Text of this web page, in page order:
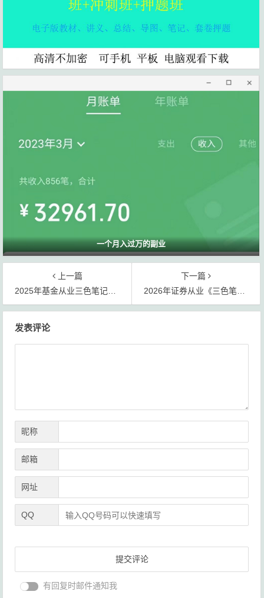
一个月入过万的副业
上一篇
2025年基金从业三色笔记总结word电子书免费下载
下一篇
2026年证券从业《三色笔记》视频课件网盘分享
发表评论
昵称
邮箱
网址
QQ
有回复时邮件通知我